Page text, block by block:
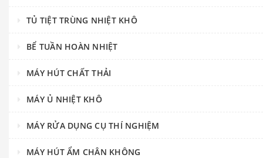
TỦ TIỆT TRÙNG NHIỆT KHÔ
BỂ TUẦN HOÀN NHIỆT
MÁY HÚT CHẤT THẢI
MÁY Ủ NHIỆT KHÔ
MÁY RỬA DỤNG CỤ THÍ NGHIỆM
MÁY HÚT ẨM CHÂN KHÔNG